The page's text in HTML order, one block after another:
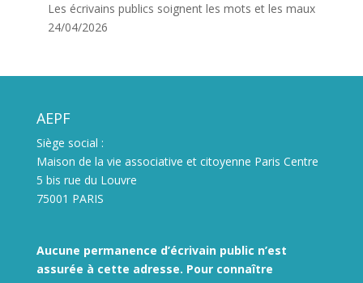
Les écrivains publics soignent les mots et les maux
24/04/2026
AEPF
Siège social :
Maison de la vie associative et citoyenne Paris Centre
5 bis rue du Louvre
75001 PARIS
Aucune permanence d’écrivain public n’est
assurée à cette adresse. Pour connaître